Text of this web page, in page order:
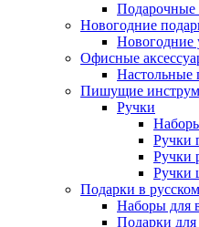
Подарочные
Новогодние
Новогодние
Офисные
Настольные
Пишущие
Ручки
Ручки
Ручки
Ручки
Подарки в
Наборы для
Подарки для